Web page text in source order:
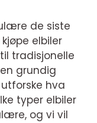
de siste
elbiler
tradisjonelle
grundig
hva
typer elbiler
og vi vil